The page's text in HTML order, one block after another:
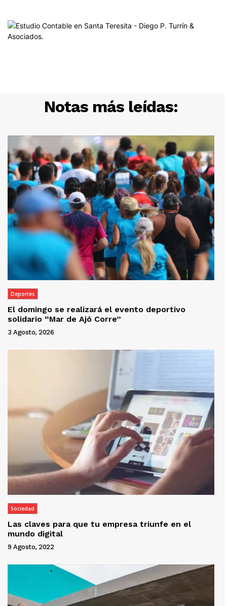
Notas más leídas:
Deportes
El domingo se realizará el evento deportivo
solidario “Mar de Ajó Corre”
3 Agosto, 2026
Sociedad
Las claves para que tu empresa triunfe en el
mundo digital
9 Agosto, 2022